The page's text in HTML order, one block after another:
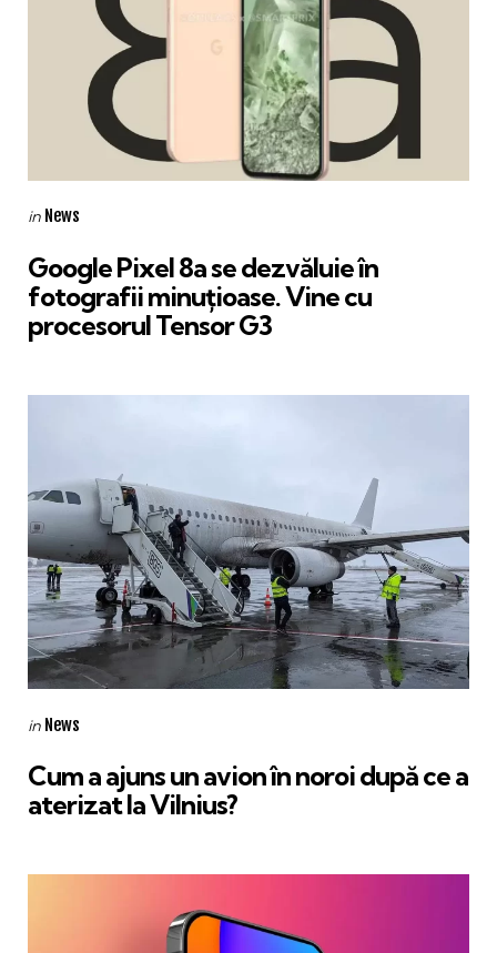
Categories
Posted
in News
Google Pixel 8a se dezvăluie în
fotografii minuţioase. Vine cu
procesorul Tensor G3
Categories
Posted
in News
Cum a ajuns un avion în noroi după ce a
aterizat la Vilnius?